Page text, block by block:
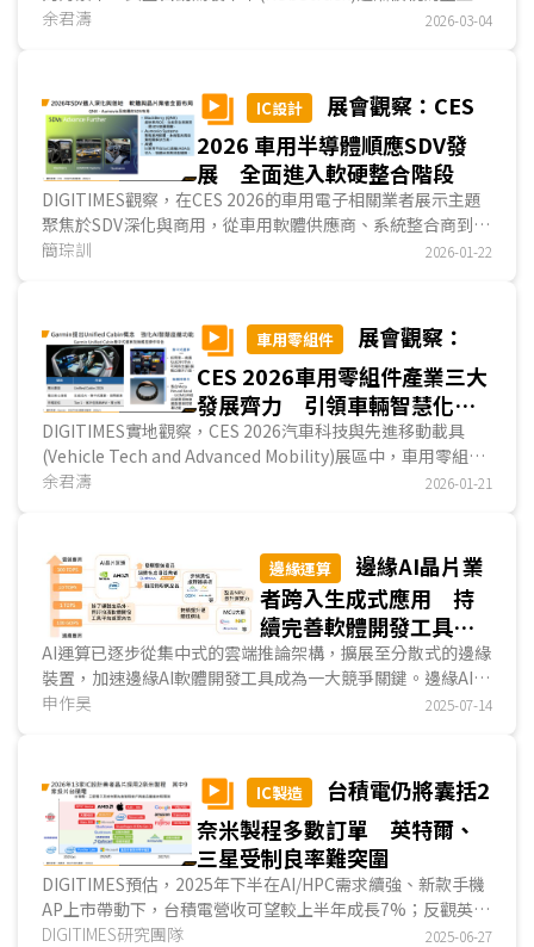
運成本結構的重要工具。隨美國各州相關Robotruck法規逐
Robotruck已不再停留於自駕技術測試階段，而是正式進入
商業模式驗證與規模化競逐的新階段；美國市場競爭焦點亦由
技術可行性，轉向規模化營運與擴大部署。...
余君濤 2026-03-04
IC設計
展會觀察：CES
2026 車用半導體順應SDV發
展 全面進入軟硬整合階段
DIGITIMES觀察，在CES 2026的車用電子相關業者展示主題
聚焦於SDV深化與商用，從車用軟體供應商、系統整合商到晶
片設計業者的車用布局來看，整體產業發展主軸已全...
簡琮訓 2026-01-22
車用零組件
展會觀察：
CES 2026車用零組件產業三大
發展齊力 引領車輛智慧化轉
型及落地
DIGITIMES實地觀察，CES 2026汽車科技與先進移動載具
(Vehicle Tech and Advanced Mobility)展區中，車用零組件
產業正面臨新一輪產業結構轉換的關鍵節點，相較過往CES車
展示主軸，聚焦在智慧座艙、SDV、自動化與感測等三大發展
方向，反映車輛由過往定位的傳統交通工具，快速轉向以軟硬
整合、資料驅動及持續演進為核心的智慧化載具。此一轉變不
僅牽動整車架構，也重新定義零組件在車用價值鏈中的角色與
定位。...
余君濤 2026-01-21
邊緣運算
邊緣AI晶片業
者跨入生成式應用 持
續完善軟體開發工具生
態
AI運算已逐步從集中式的雲端推論架構，擴展至分散式的邊緣
裝置，加速邊緣AI軟體開發工具成為一大競爭關鍵。邊緣AI晶
片的發展已不再侷限於「能不能跑AI」，而是邁向「...
申作昊 2025-07-14
IC製造
台積電仍將囊括2
奈米製程多數訂單 英特爾、
三星受制良率難突圍
DIGITIMES預估，2025年下半在AI/HPC需求續強、新款手機
AP上市帶動下，台積電營收可望較上半年成長7%；反觀英特
爾(Intel)受限於外部訂單稀少與地緣風險影響，Intel...
DIGITIMES研究團隊 2025-06-27